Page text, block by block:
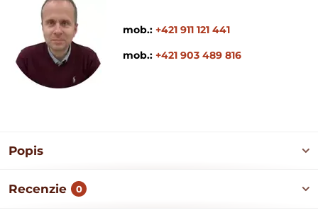
mob.: +421 911 121 441
mob.: +421 903 489 816
Popis
Recenzie 0